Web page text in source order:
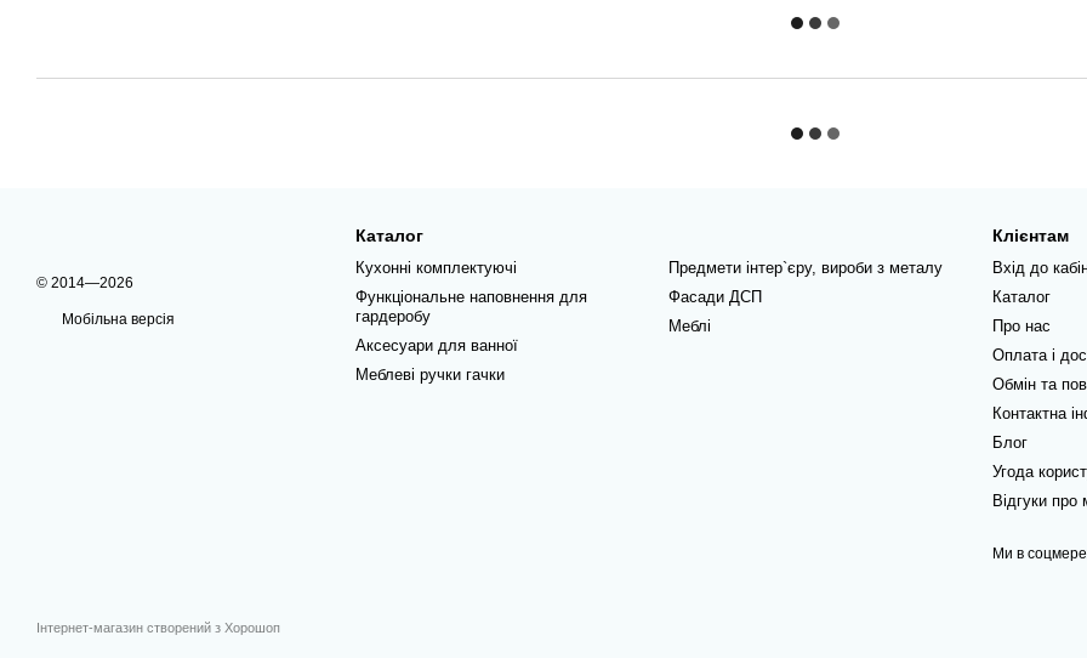
© 2014—2026
Мобільна версія
Інтернет-магазин створений з Хорошоп
Каталог
Кухонні комплектуючі
Функціональне наповнення для
гардеробу
Аксесуари для ванної
Меблеві ручки гачки
Предмети інтер`єру, вироби з металу
Фасади ДСП
Меблі
Клієнтам
Вхід до
Каталог
Про нас
Оплата і
Обмін та
Контактна
Блог
Угода
Відгуки про
Ми в